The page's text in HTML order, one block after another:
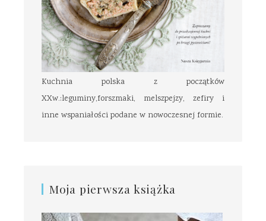
Kuchnia polska z początków
XXw.:leguminy,forszmaki, melszpejzy, zefiry i
inne wspaniałości podane w nowoczesnej formie.
Moja pierwsza książka